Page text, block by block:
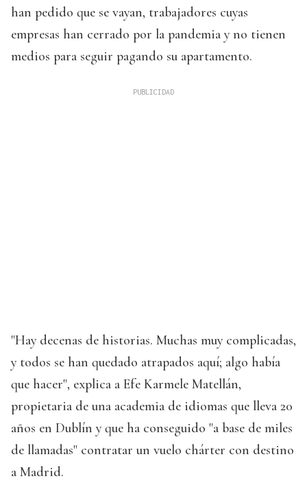
han pedido que se vayan, trabajadores cuyas
empresas han cerrado por la pandemia y no tienen
medios para seguir pagando su apartamento.
"Hay decenas de historias. Muchas muy complicadas,
y todos se han quedado atrapados aquí; algo había
que hacer", explica a Efe Karmele Matellán,
propietaria de una academia de idiomas que lleva 20
años en Dublín y que ha conseguido "a base de miles
de llamadas" contratar un vuelo chárter con destino
a Madrid.